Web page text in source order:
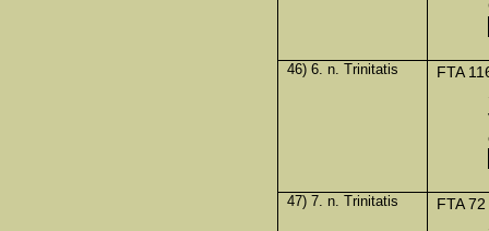
46) 6. n. Trinitatis
FTA
47) 7. n. Trinitatis
FTA 72